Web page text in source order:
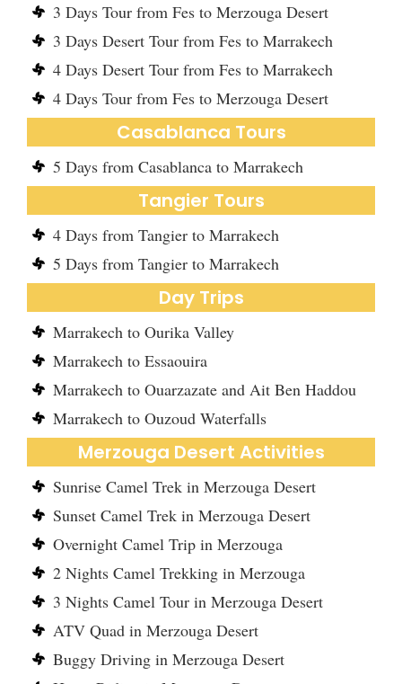
3 Days Tour from Fes to Merzouga Desert
3 Days Desert Tour from Fes to Marrakech
4 Days Desert Tour from Fes to Marrakech
4 Days Tour from Fes to Merzouga Desert
Casablanca Tours
5 Days from Casablanca to Marrakech
Tangier Tours
4 Days from Tangier to Marrakech
5 Days from Tangier to Marrakech
Day Trips
Marrakech to Ourika Valley
Marrakech to Essaouira
Marrakech to Ouarzazate and Ait Ben Haddou
Marrakech to Ouzoud Waterfalls
Merzouga Desert Activities
Sunrise Camel Trek in Merzouga Desert
Sunset Camel Trek in Merzouga Desert
Overnight Camel Trip in Merzouga
2 Nights Camel Trekking in Merzouga
3 Nights Camel Tour in Merzouga Desert
ATV Quad in Merzouga Desert
Buggy Driving in Merzouga Desert